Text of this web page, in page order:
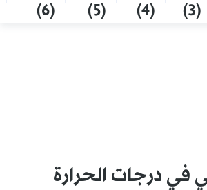
(3)
(4)
(5)
(6)
في درجات الحرارة